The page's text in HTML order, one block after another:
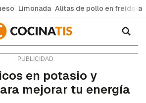
Limonada Alitas de pollo en freidora
en potasio y
mejorar tu energía